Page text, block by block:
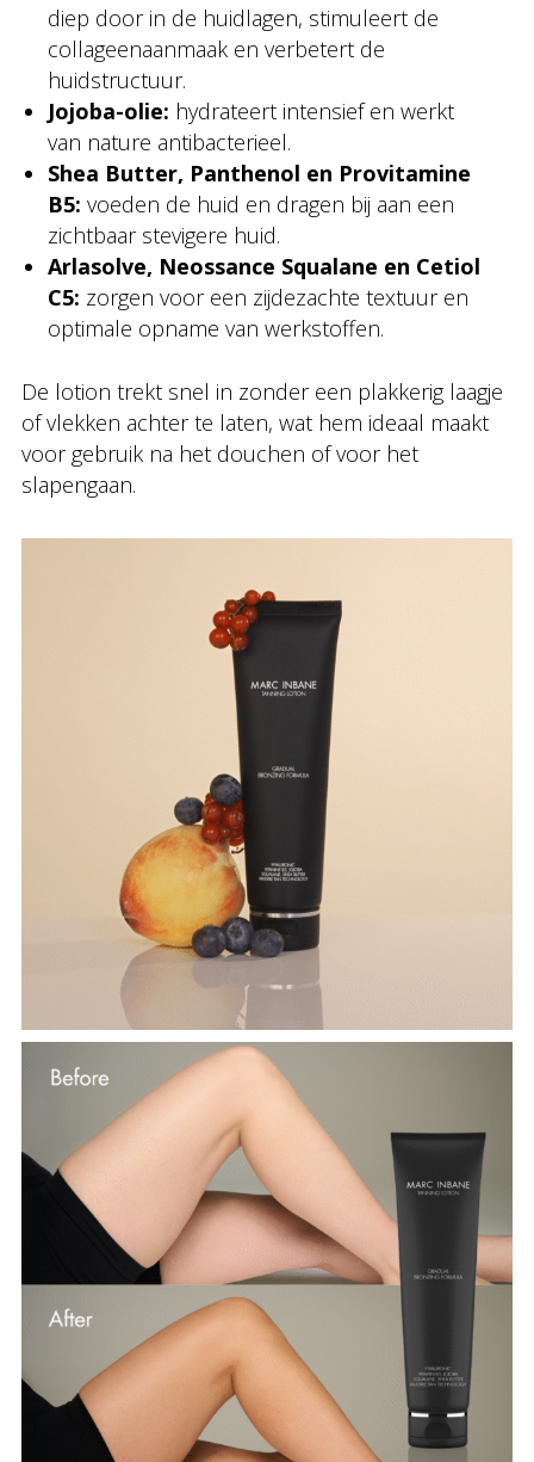
diep door in de huidlagen, stimuleert de
collageenaanmaak en verbetert de
huidstructuur.
Jojoba-olie: hydrateert intensief en werkt
van nature antibacterieel.
Shea Butter, Panthenol en Provitamine
B5: voeden de huid en dragen bij aan een
zichtbaar stevigere huid.
Arlasolve, Neossance Squalane en Cetiol
C5: zorgen voor een zijdezachte textuur en
optimale opname van werkstoffen.
De lotion trekt snel in zonder een plakkerig laagje
of vlekken achter te laten, wat hem ideaal maakt
voor gebruik na het douchen of voor het
slapengaan.